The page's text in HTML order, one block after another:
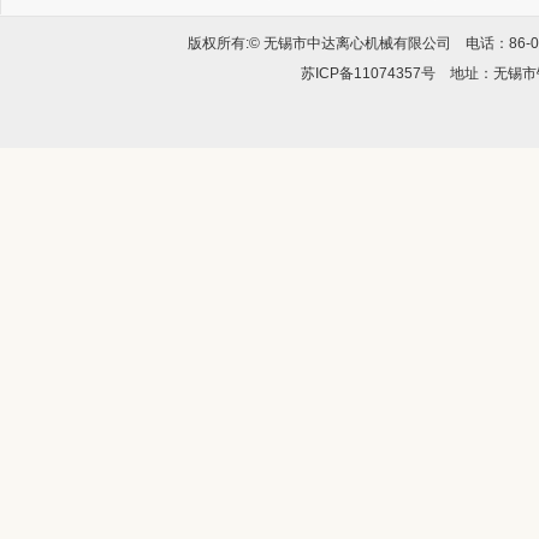
版权所有:© 无锡市中达离心机械有限公司 电话：
苏ICP备11074357号地址：无锡市